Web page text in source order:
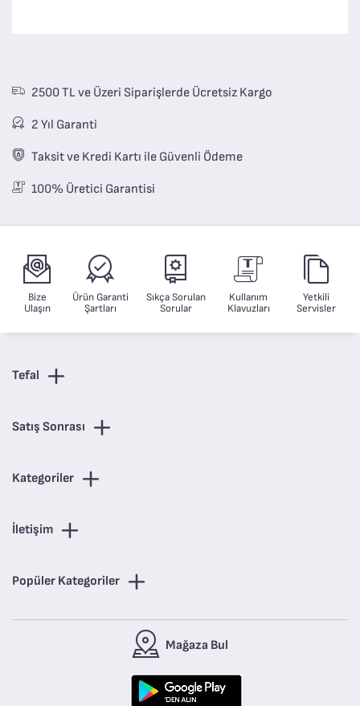
2500 TL ve Üzeri Siparişlerde Ücretsiz Kargo
2 Yıl Garanti
Taksit ve Kredi Kartı ile Güvenli Ödeme
100% Üretici Garantisi
Bize
Ulaşın
Ürün Garanti
Şartları
Sıkça Sorulan
Sorular
Kullanım
Klavuzları
Yetkili
Servisler
Tefal
Satış Sonrası
Kategoriler
İletişim
Popüler Kategoriler
Mağaza Bul